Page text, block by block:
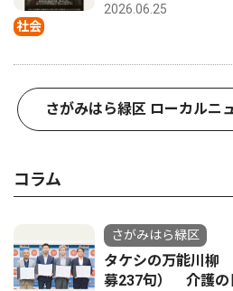
社会
2026.06.25
さがみはら緑区 ローカルニ
コラム
さがみはら緑区
タケシの万能川柳
募237句） 介護の